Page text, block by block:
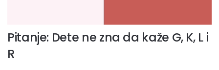
Pitanje: Dete ne zna da kaže G, K, L i
R